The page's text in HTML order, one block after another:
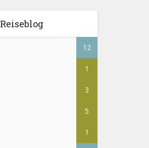
Reiseblog
12
1
3
5
1